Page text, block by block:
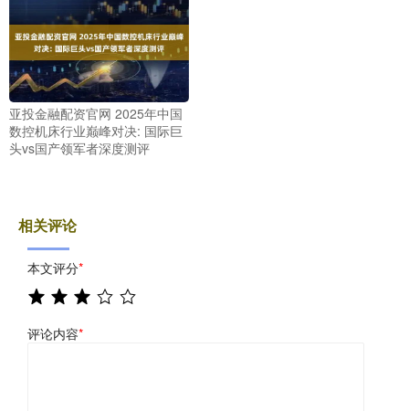
亚投金融配资官网 2025年中国
数控机床行业巅峰对决: 国际巨
头vs国产领军者深度测评
相关评论
本文评分*
评论内容*